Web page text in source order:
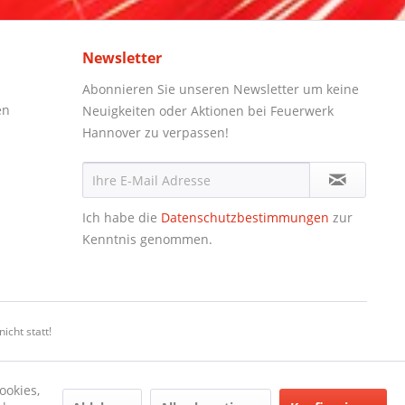
Newsletter
Abonnieren Sie unseren Newsletter um keine
Neuigkeiten oder Aktionen bei Feuerwerk
Hannover zu verpassen!
Ich habe die Datenschutzbestimmungen zur
Kenntnis genommen.
statt!